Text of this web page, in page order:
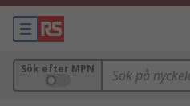
Sök efter MPN